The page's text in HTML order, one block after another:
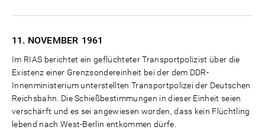
11. NOVEMBER 1961
Im RIAS berichtet ein geflüchteter Transportpolizist über die
Existenz einer Grenzsondereinheit bei der dem DDR-
Innenministerium unterstellten Transportpolizei der Deutschen
Reichsbahn. Die Schießbestimmungen in dieser Einheit seien
verschärft und es sei angewiesen worden, dass kein Flüchtling
lebend nach West-Berlin entkommen dürfe.